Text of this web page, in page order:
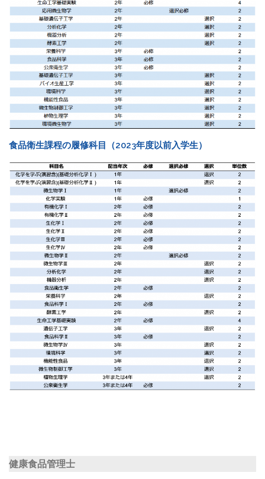
食品衛生課程の履修科目（2023年度以前入学生）
健康食品管理士